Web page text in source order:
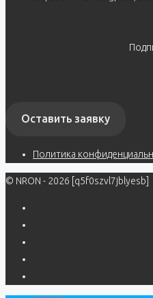
Оставить заявку
Политика
© NRON - 2026 [q5f0szvl7jblyesb]